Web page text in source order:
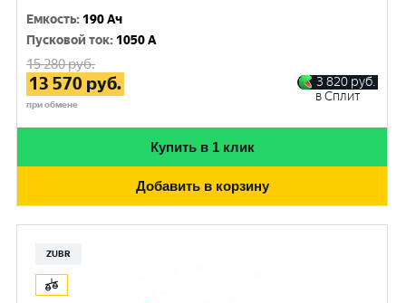
Емкость: 190 Ач
Пусковой ток: 1050 A
15 280руб.
13 570 руб.
при обмене
3 820 руб.
в Сплит
Купить в 1 клик
Добавить в корзину
ZUBR